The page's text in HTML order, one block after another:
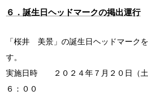
６．誕生日ヘッドマークの掲出運行
「桜井 美景」の誕生日ヘッドマーク
す。
実施日時 ２０２４年７月２０日（土
６：００